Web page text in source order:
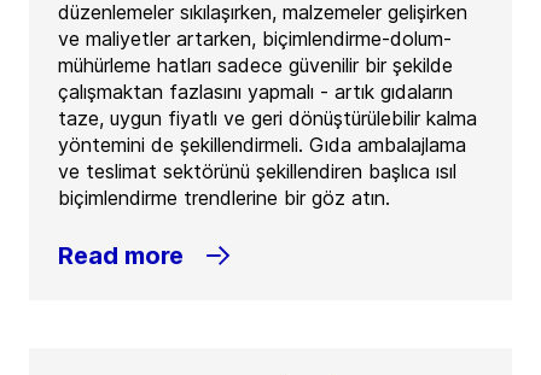
düzenlemeler sıkılaşırken, malzemeler gelişirken
ve maliyetler artarken, biçimlendirme-dolum-
mühürleme hatları sadece güvenilir bir şekilde
çalışmaktan fazlasını yapmalı - artık gıdaların
taze, uygun fiyatlı ve geri dönüştürülebilir kalma
yöntemini de şekillendirmeli. Gıda ambalajlama
ve teslimat sektörünü şekillendiren başlıca ısıl
biçimlendirme trendlerine bir göz atın.
Read more